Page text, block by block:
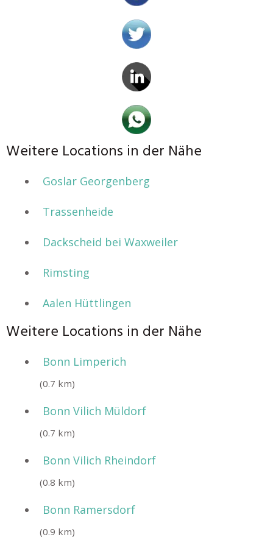
Weitere Locations in der Nähe
Goslar Georgenberg
Trassenheide
Dackscheid bei Waxweiler
Rimsting
Aalen Hüttlingen
Weitere Locations in der Nähe
Bonn Limperich
(0.7 km)
Bonn Vilich Müldorf
(0.7 km)
Bonn Vilich Rheindorf
(0.8 km)
Bonn Ramersdorf
(0.9 km)